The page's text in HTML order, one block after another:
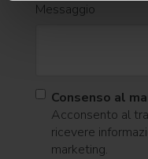
Messaggio
Consenso al
Acconsento al
ricevere
marketing.